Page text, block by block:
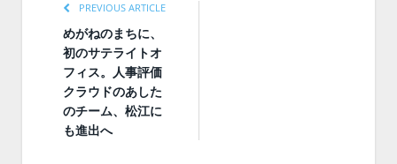
PREVIOUS ARTICLE
めがねのまちに、
初のサテライトオ
フィス。人事評価
クラウドのあした
のチーム、松江に
も進出へ